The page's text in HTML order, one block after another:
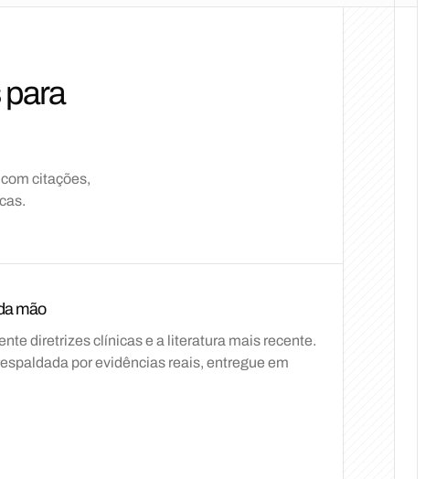
citações,
mão
diretrizes clínicas e a literatura mais recente.
por evidências reais, entregue em